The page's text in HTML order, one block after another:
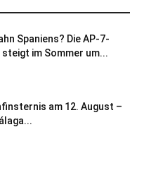
Spaniens? Die AP-7-
steigt im Sommer um...
am 12. August –